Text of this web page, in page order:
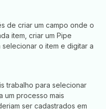
de criar um campo onde o
item, criar um Pipe
o item e digitar a
trabalho para selecionar
um processo mais
ser cadastrados em